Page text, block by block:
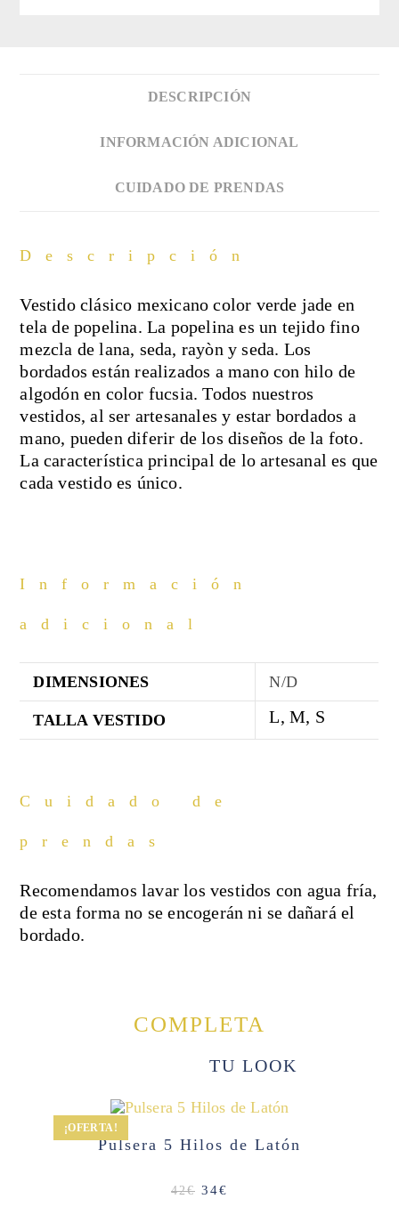
DESCRIPCIÓN
INFORMACIÓN ADICIONAL
CUIDADO DE PRENDAS
Descripción
Vestido clásico mexicano color verde jade en
tela de popelina. La popelina es un tejido fino
mezcla de lana, seda, rayòn y seda. Los
bordados están realizados a mano con hilo de
algodón en color fucsia. Todos nuestros
vestidos, al ser artesanales y estar bordados a
mano, pueden diferir de los diseños de la foto.
La característica principal de lo artesanal es que
cada vestido es único.
Información
adicional
DIMENSIONES N/D
TALLA VESTIDO L, M, S
Cuidado de
prendas
Recomendamos lavar los vestidos con agua fría,
de esta forma no se encogerán ni se dañará el
bordado.
COMPLETA
TU LOOK
¡OFERTA!
Pulsera 5 Hilos de Latón
42€ El
precio
34€